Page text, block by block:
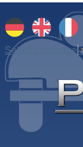
Select Language